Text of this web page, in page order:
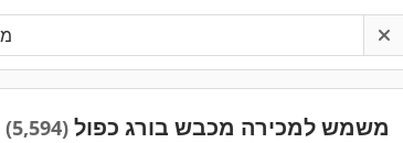
משמש למכירה מכבש בורג כפול (5,594)